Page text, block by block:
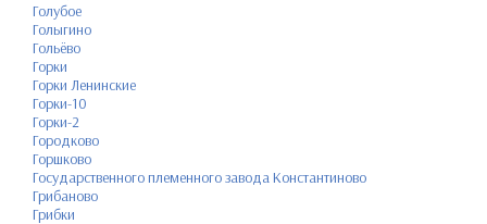
Голубое
Голыгино
Гольёво
Горки
Горки Ленинские
Горки-10
Горки-2
Городково
Горшково
Государственного племенного завода Константиново
Грибаново
Грибки